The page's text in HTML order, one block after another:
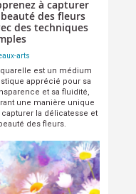
à capturer
des fleurs
des techniques
arts
est un médium
apprécié pour sa
et sa fluidité,
une manière unique
capturer la délicatesse et
des fleurs.